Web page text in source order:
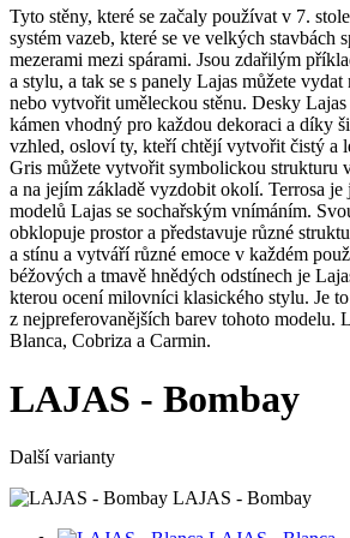
Tyto stěny, které se začaly používat v 7.
systém vazeb, které se ve velkých stavbách
mezerami mezi spárami. Jsou zdařilým
a stylu, a tak se s panely Lajas můžete vydat
nebo vytvořit uměleckou stěnu. Desky
kámen vhodný pro každou dekoraci a díky
vzhled, osloví ty, kteří chtějí vytvořit čistý a
Gris můžete vytvořit symbolickou strukturu
a na jejím základě vyzdobit okolí. Terrosa je
modelů Lajas se sochařským vnímáním.
obklopuje prostor a představuje různé
a stínu a vytváří různé emoce v každém
béžových a tmavě hnědých odstínech je
kterou ocení milovníci klasického stylu. Je
z nejpreferovanějších barev tohoto modelu.
Blanca, Cobriza a Carmin.
LAJAS - Bombay
Další varianty
LAJAS - Bombay